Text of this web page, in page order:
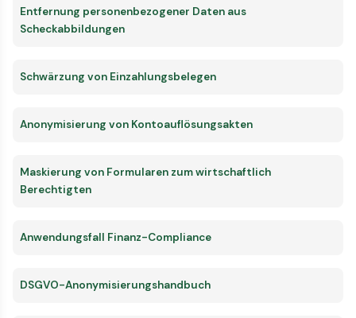
Entfernung personenbezogener Daten aus
Scheckabbildungen
Schwärzung von Einzahlungsbelegen
Anonymisierung von Kontoauflösungsakten
Maskierung von Formularen zum wirtschaftlich
Berechtigten
Anwendungsfall Finanz-Compliance
DSGVO-Anonymisierungshandbuch